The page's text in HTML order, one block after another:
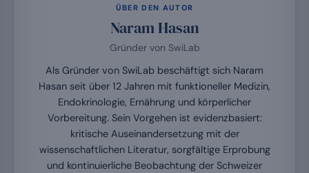
ÜBER DEN AUTOR
Naram Hasan
Gründer von SwiLab
Als Gründer von SwiLab beschäftigt sich Naram
Hasan seit über 12 Jahren mit funktioneller Medizin,
Endokrinologie, Ernährung und körperlicher
Vorbereitung. Sein Vorgehen ist evidenzbasiert:
kritische Auseinandersetzung mit der
wissenschaftlichen Literatur, sorgfältige Erprobung
und kontinuierliche Beobachtung der Schweizer